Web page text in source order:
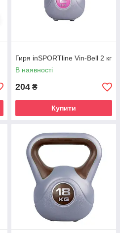
Гиря inSPORTline Vin-Bell 2 кг
В наявності
204 ₴
Купити